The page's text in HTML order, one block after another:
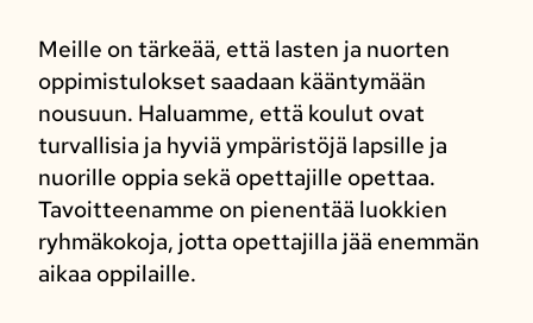
Meille on tärkeää, että lasten ja nuorten
oppimistulokset saadaan kääntymään
nousuun. Haluamme, että koulut ovat
turvallisia ja hyviä ympäristöjä lapsille ja
nuorille oppia sekä opettajille opettaa.
Tavoitteenamme on pienentää luokkien
ryhmäkokoja, jotta opettajilla jää enemmän
aikaa oppilaille.